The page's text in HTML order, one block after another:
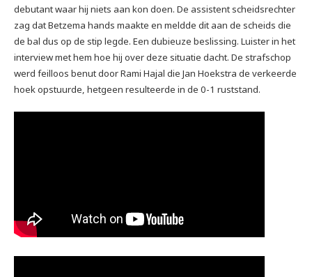
debutant waar hij niets aan kon doen. De assistent scheidsrechter
zag dat Betzema hands maakte en meldde dit aan de scheids die
de bal dus op de stip legde. Een dubieuze beslissing. Luister in het
interview met hem hoe hij over deze situatie dacht. De strafschop
werd feilloos benut door Rami Hajal die Jan Hoekstra de verkeerde
hoek opstuurde, hetgeen resulteerde in de 0-1 ruststand.